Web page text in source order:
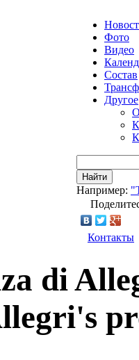
Фото
Видео
Состав
Другое
Найти
Например:
Контакты
di